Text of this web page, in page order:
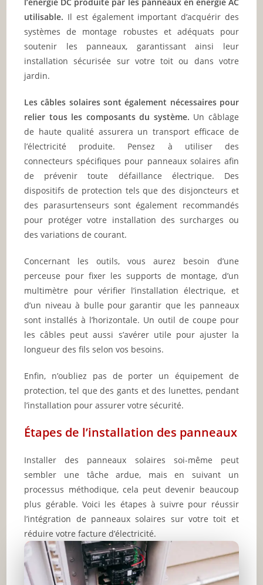
utilisable. Il est également important d’acquérir des
systèmes de montage robustes et adéquats pour
soutenir les panneaux, garantissant ainsi leur
installation sécurisée sur votre toit ou dans votre
jardin.
Les câbles solaires sont également nécessaires pour
relier tous les composants du système. Un câblage
de haute qualité assurera un transport efficace de
l’électricité produite. Pensez à utiliser des
connecteurs spécifiques pour panneaux solaires afin
de prévenir toute défaillance électrique. Des
dispositifs de protection tels que des disjoncteurs et
des parasurtenseurs sont également recommandés
pour protéger votre installation des surcharges ou
des variations de courant.
Concernant les outils, vous aurez besoin d’une
perceuse pour fixer les supports de montage, d’un
multimètre pour vérifier l’installation électrique, et
d’un niveau à bulle pour garantir que les panneaux
sont installés à l’horizontale. Un outil de coupe pour
les câbles peut aussi s’avérer utile pour ajuster la
longueur des fils selon vos besoins.
Enfin, n’oubliez pas de porter un équipement de
protection, tel que des gants et des lunettes, pendant
l’installation pour assurer votre sécurité.
Étapes de l’installation des panneaux
Installer des panneaux solaires soi-même peut
sembler une tâche ardue, mais en suivant un
processus méthodique, cela peut devenir beaucoup
plus gérable. Voici les étapes à suivre pour réussir
l’intégration de panneaux solaires sur votre toit et
réduire votre facture d’électricité.